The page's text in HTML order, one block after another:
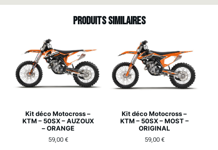
Produits similaires
Kit déco Motocross –
KTM – 50SX – AUZOUX
– ORANGE
59,00 €
Kit déco Motocross –
KTM – 50SX – MOST –
ORIGINAL
59,00 €